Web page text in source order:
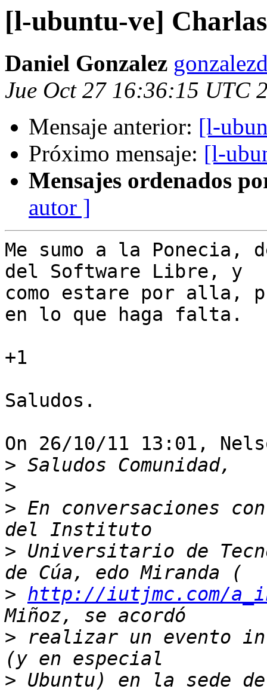
[l-ubuntu-ve]
Daniel Gonzalez
Jue Oct 27 16:36:15 UTC
Mensaje anterior: [l-
Próximo mensaje: [l-
Mensajes ordenados
autor ]
Me sumo a la
del Software Libre, y
como estare por alla,
en lo que haga falta.
+1
Saludos.
On 26/10/11 13:01,
>
>
> En conversaciones
> Universitario de
> http://iutjmc.com/
> realizar un evento
> Ubuntu) en la sede